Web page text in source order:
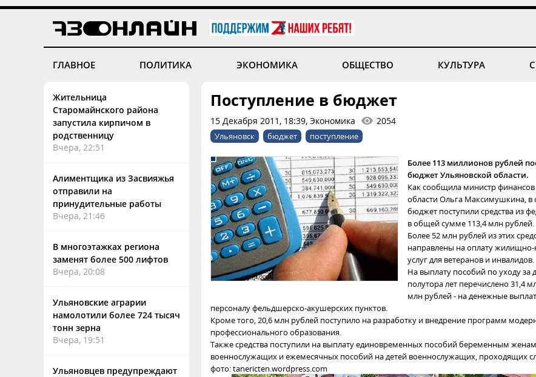
ГЛАВНОЕ ПОЛИТИКА ЭКОНОМИКА ОБЩЕСТВО КУЛЬТУРА
Жительница
Старомайнского района
запустила кирпичом в
родственницу
Вчера, 22:51
Алиментщика из Засвияжья
отправили на
принудительные работы
Вчера, 21:46
В многоэтажках региона
заменят более 500 лифтов
Вчера, 20:08
Ульяновские аграрии
намолотили более 724 тысяч
тонн зерна
Вчера, 19:51
Ульяновцев предупреждают
Поступление в бюджет
15 Декабря 2011, 18:39, Экономика 2054
Ульяновск бюджет поступление
Более 113 миллионов рублей
бюджет Ульяновской области.
Как сообщила министр
области Ольга Максимушкина, в
бюджет поступили средства из
в общей сумме 113,4 млн рублей.
Более 52 млн рублей из этих
направлены на оплату
услуг для ветеранов и инвалидов.
На выплату пособий по уходу за
полутора лет перечислено 31,4
млн рублей - на денежные
персоналу фельдшерско-акушерских пунктов.
Кроме того, 20,6 млн рублей поступило на разработку и внедрение программ
профессионального образования.
Также средства поступили на выплату единовременных пособий беременным женам
военнослужащих и ежемесячных пособий на детей военнослужащих, проходящих
фото: tanericten.wordpress.com